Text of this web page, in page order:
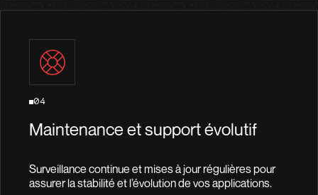
04
Maintenance et support évolutif
Surveillance continue et mises à jour régulières pour
assurer la stabilité et l’évolution de vos applications.